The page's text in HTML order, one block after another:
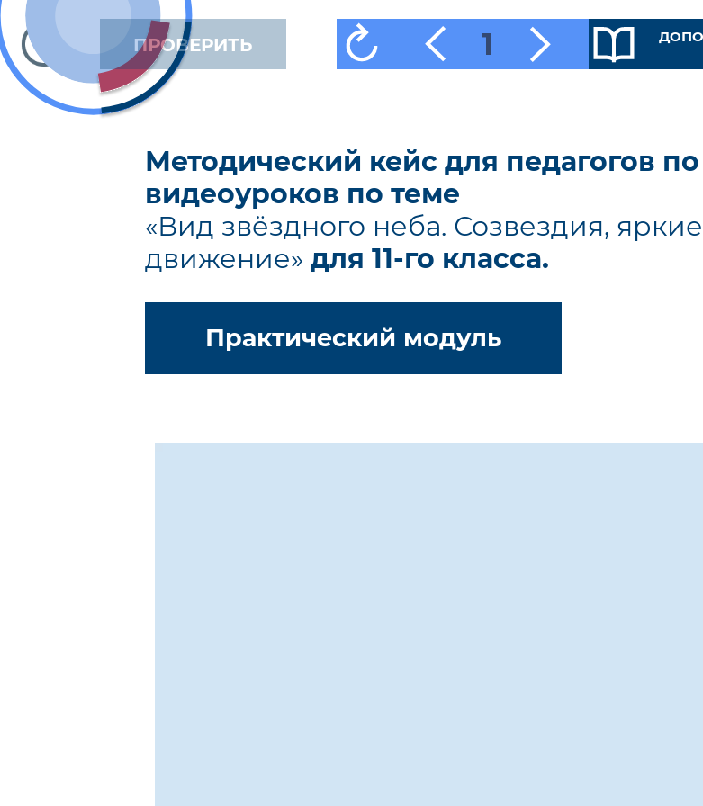
ПРОВЕРИТЬ 1
Методический кейс для педагогов
видеоуроков по теме
«Вид звёздного неба. Созвездия,
движение» для 11-го класса.
Практический модуль